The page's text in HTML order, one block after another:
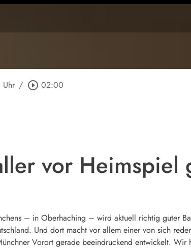
Uhr / play_circle_outline 02:00
vor Heimspiel
– in Oberhaching – wird aktuell richtig guter
Und dort macht vor allem einer von sich
Vorort gerade beeindruckend entwickelt.